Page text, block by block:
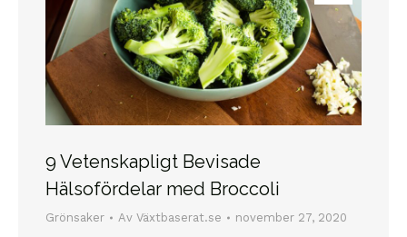
9 Vetenskapligt Bevisade
Hälsofördelar med Broccoli
Grönsaker Av Växtbaserat.se november 27, 2020